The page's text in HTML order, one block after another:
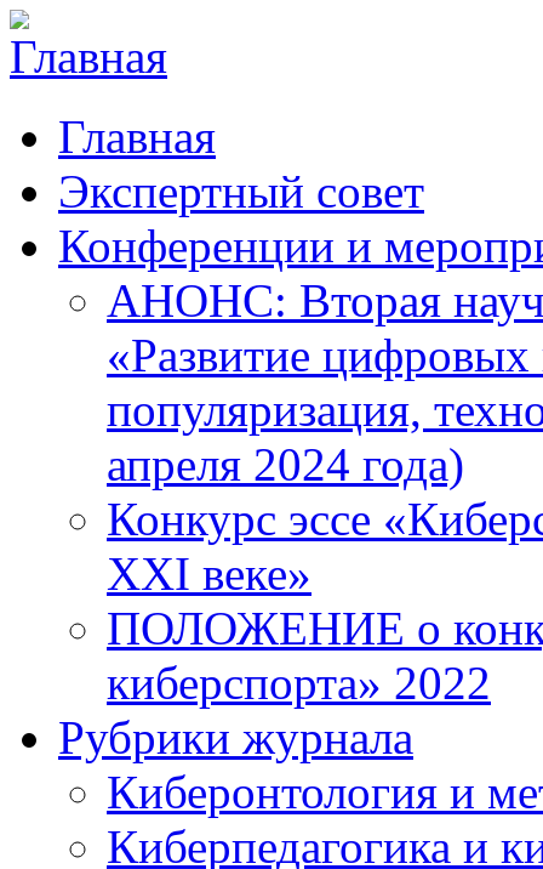
Главная
Экспертный совет
Конференции и
АНОНС: Вторая
«Развитие цифровых
популяризация,
апреля 2024 года)
Конкурс эссе
XXI веке»
ПОЛОЖЕНИЕ о
киберспорта» 2022
Рубрики журнала
Киберонтология и
Киберпедагогика и